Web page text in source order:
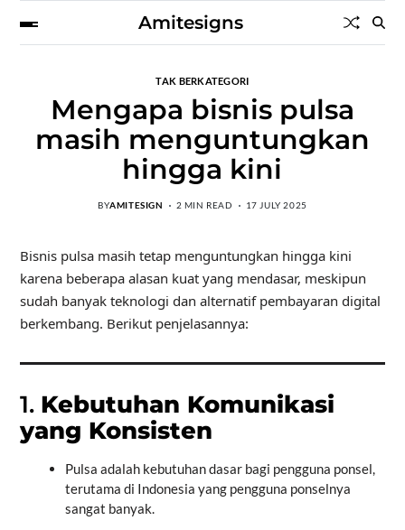
Amitesigns
TAK BERKATEGORI
Mengapa bisnis pulsa
masih menguntungkan
hingga kini
BYAMITESIGN 2 MIN READ 17 JULY 2025
Bisnis pulsa masih tetap menguntungkan hingga kini
karena beberapa alasan kuat yang mendasar, meskipun
sudah banyak teknologi dan alternatif pembayaran digital
berkembang. Berikut penjelasannya:
1. Kebutuhan Komunikasi
yang Konsisten
Pulsa adalah kebutuhan dasar bagi pengguna ponsel,
terutama di Indonesia yang pengguna ponselnya
sangat banyak.